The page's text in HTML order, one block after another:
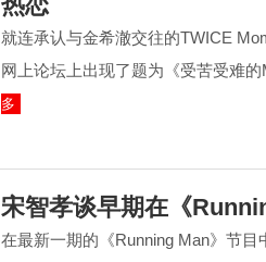
就连承认与金希澈交往的TWICE
网上论坛上出现了题为《受苦受难
多
宋智孝谈早期在《
在最新一期的《Running Man》节